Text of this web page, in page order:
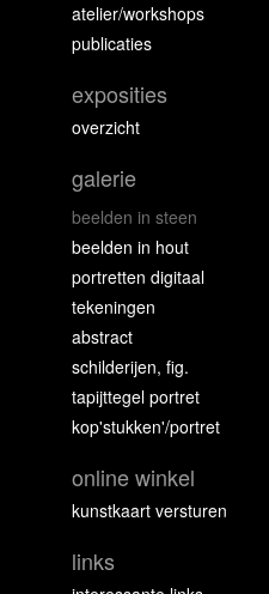
atelier/workshops
publicaties
exposities
overzicht
galerie
beelden in steen
beelden in hout
portretten digitaal
tekeningen
abstract
schilderijen, fig.
tapijttegel portret
kop'stukken'/portret
online winkel
kunstkaart versturen
links